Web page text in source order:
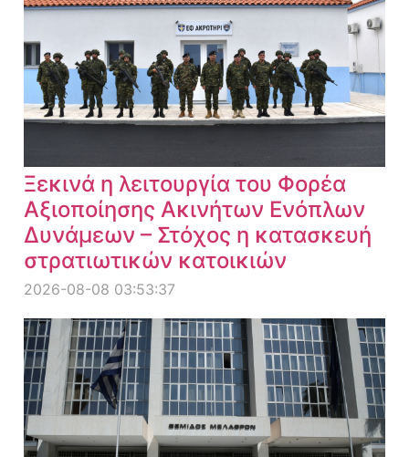
Ξεκινά η λειτουργία του Φορέα
Αξιοποίησης Ακινήτων Ενόπλων
Δυνάμεων – Στόχος η κατασκευή
στρατιωτικών κατοικιών
2026-08-08 03:53:37